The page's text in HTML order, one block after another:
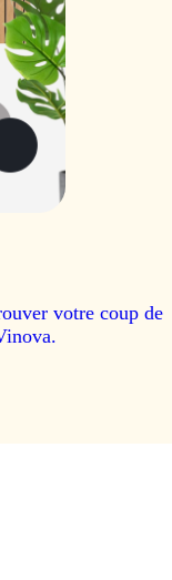
votre coup de